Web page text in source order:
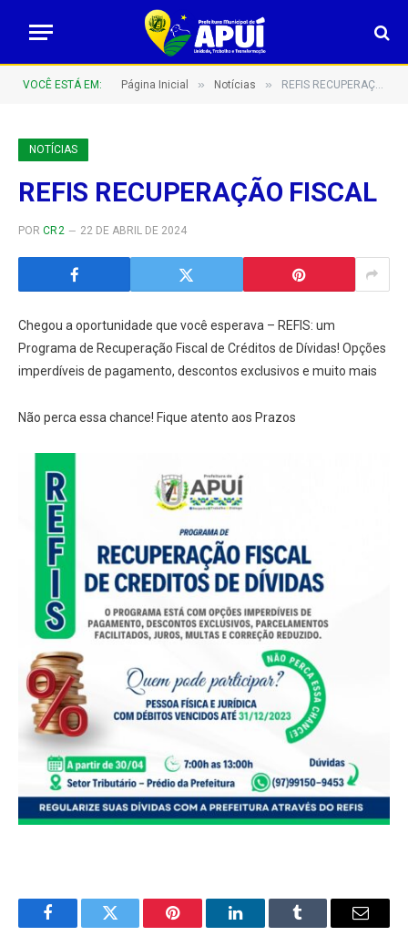
VOCÊ ESTÁ EM: Página Inicial » Notícias » REFIS RECUPERAÇÃO FISCAL
NOTÍCIAS
REFIS RECUPERAÇÃO FISCAL
POR CR2 22 DE ABRIL DE 2024
Chegou a oportunidade que você esperava – REFIS: um
Programa de Recuperação Fiscal de Créditos de Dívidas! Opções
imperdíveis de pagamento, descontos exclusivos e muito mais
Não perca essa chance! Fique atento aos Prazos
FacebookTwitter Pinterest LinkedInTumblr
E-